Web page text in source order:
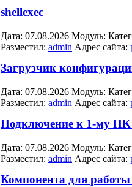
shellexec
Дата: 07.08.2026 Модуль:
Разместил: admin Адрес сайта:
Загрузчик
Дата: 07.08.2026 Модуль:
Разместил: admin Адрес сайта:
Подключение к 1-му ПК
Дата: 07.08.2026 Модуль:
Разместил: admin Адрес сайта:
Компонента для работы